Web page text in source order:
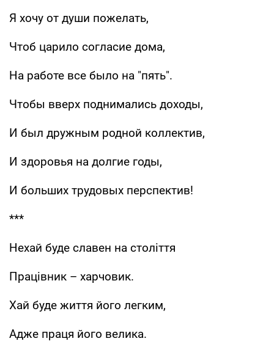
Я хочу от души пожелать,
Чтоб царило согласие дома,
На работе все было на "пять".
Чтобы вверх поднимались доходы,
И был дружным родной коллектив,
И здоровья на долгие годы,
И больших трудовых перспектив!
***
Нехай буде славен на століття
Працівник – харчовик.
Хай буде життя його легким,
Адже праця його велика.